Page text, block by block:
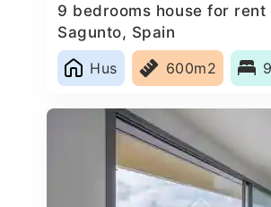
9 bedrooms house for rent
Sagunto, Spain
Hus
600m2 9